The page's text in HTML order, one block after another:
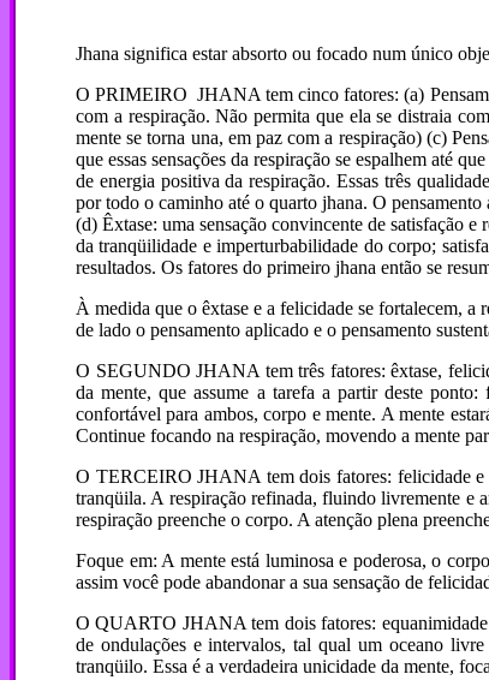
Jhana significa estar absorto ou focado num único
O PRIMEIRO JHANA tem cinco fatores: (a)
com a respiração. Não permita que ela se distraia
mente se torna una, em paz com a respiração) (c)
que essas sensações da respiração se espalhem até
de energia positiva da respiração. Essas três
por todo o caminho até o quarto jhana. O pensamento
(d) Êxtase: uma sensação convincente de satisfação
da tranqüilidade e imperturbabilidade do corpo;
resultados. Os fatores do primeiro jhana então se
À medida que o êxtase e a felicidade se fortalecem, a
de lado o pensamento aplicado e o pensamento
O SEGUNDO JHANA tem três fatores: êxtase,
da mente, que assume a tarefa a partir deste
confortável para ambos, corpo e mente. A mente
Continue focando na respiração, movendo a mente
O TERCEIRO JHANA tem dois fatores: felicidade e
tranqüila. A respiração refinada, fluindo livremente e
respiração preenche o corpo. A atenção plena
Foque em: A mente está luminosa e poderosa, o
assim você pode abandonar a sua sensação de
O QUARTO JHANA tem dois fatores: equanimidade
de ondulações e intervalos, tal qual um oceano
tranqüilo. Essa é a verdadeira unicidade da mente,